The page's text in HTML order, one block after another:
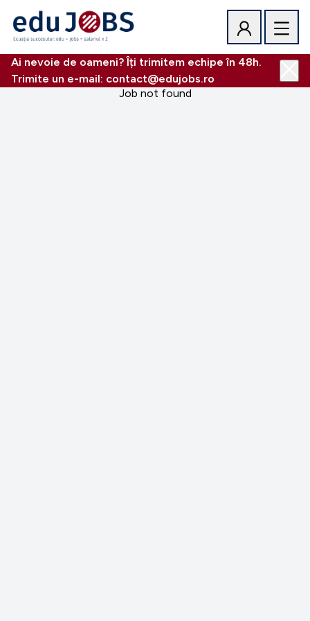
Ai nevoie de oameni? Îți trimitem echipe în 48h.
Trimite un e-mail: contact@edujobs.ro
Job not found